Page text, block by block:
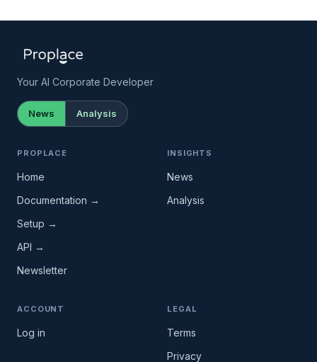
Your AI Corporate Developer
News Analysis
PROPLACE
Home
Documentation →
Setup →
API →
Newsletter
INSIGHTS
News
Analysis
ACCOUNT
Log in
LEGAL
Terms
Privacy